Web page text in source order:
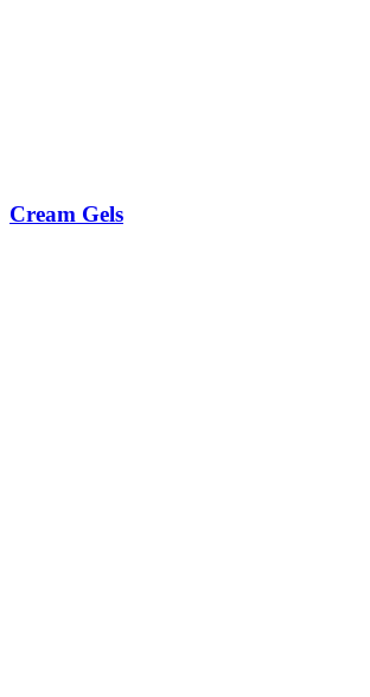
Cream Gels